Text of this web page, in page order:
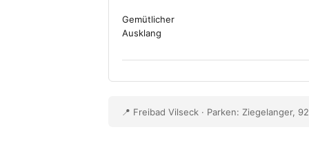
Gemütlicher
Ausklang
📍 Freibad Vilseck · Parken: Ziegelanger,